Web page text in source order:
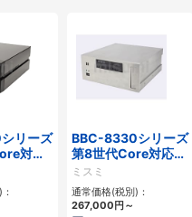
リーズ
対応
ウント
2PCIe
BBC-8330シリーズ
第8世代Core対応小
型フロアマウント
FAPC 2PCI・2PCIe
ミスミ
通常価格(税別)：
267,000円～